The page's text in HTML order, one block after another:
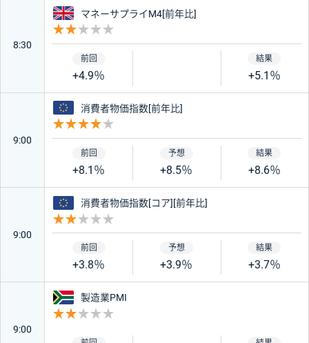
8:30
イギリス
マネーサプライM4[前年比]
+4.9％ +5.1％
9:00
ユーロ
消費者物価指数[前年比]
+8.1％ +8.5％ +8.6％
9:00
ユーロ
消費者物価指数[コア][前年比]
+3.8％ +3.9％ +3.7％
9:00
南アフリカ
製造業PMI